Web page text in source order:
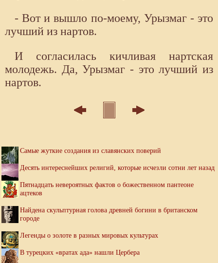
- Вот и вышло по-моему, Урызмаг - это
лучший из нартов.
И согласилась кичливая нартская
молодежь. Да, Урызмаг - это лучший из
нартов.
Самые жуткие создания из славянских поверий
Десять интереснейших религий, которые исчезли сотни лет назад
Пятнадцать невероятных фактов о божественном пантеоне
ацтеков
Найдена скульптурная голова древней богини в британском
городе
Легенды о золоте в разных мировых культурах
В турецких «вратах ада» нашли Цербера